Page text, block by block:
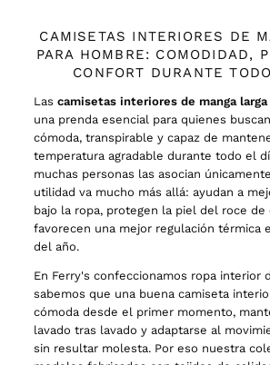
CAMISETAS INTERIORES DE
PARA HOMBRE: COMODIDAD,
CONFORT DURANTE
Las camisetas interiores de manga larga
una prenda esencial para quienes
cómoda, transpirable y capaz de
temperatura agradable durante todo el
muchas personas las asocian
utilidad va mucho más allá: ayudan a
bajo la ropa, protegen la piel del roce de
favorecen una mejor regulación térmica
del año.
En Ferry's confeccionamos ropa interior
sabemos que una buena camiseta
cómoda desde el primer momento,
lavado tras lavado y adaptarse al
sin resultar molesta. Por eso nuestra